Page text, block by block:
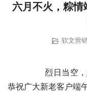
六月不火，粽
软文营销
恭祝广大新老客户端